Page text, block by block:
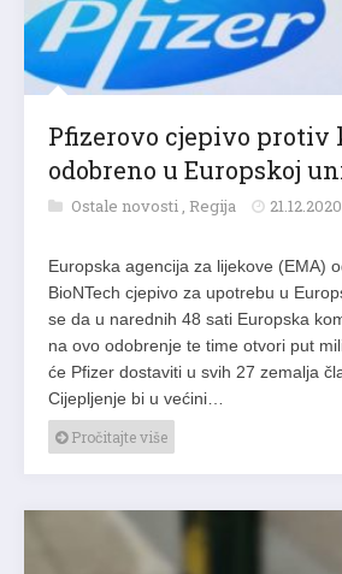
Pfizerovo cjepivo protiv
odobreno u Europskoj
Ostale novosti , Regija
Europska agencija za lijekove (EMA)
BioNTech cjepivo za upotrebu u
se da u narednih 48 sati Europska
na ovo odobrenje te time otvori put
će Pfizer dostaviti u svih 27 zemalja
Cijepljenje bi u većini…
Pročitajte više